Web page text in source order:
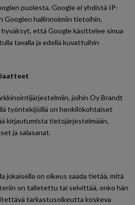
puolesta. Google ei yhdistä IP-
Googlen hallinnoimiin tietoihin.
että Google käsittelee sinua
tavalla ja edellä kuvattuihin
joihin Oy Brandt
työntekijöillä on henkilökohtaiset
kirjautumista tietojärjestelmään,
ja salasanat.
jokaisella on oikeus saada tietää, mitä
on talletettu tai selvittää, onko hän
tarkastusoikeutta koskeva